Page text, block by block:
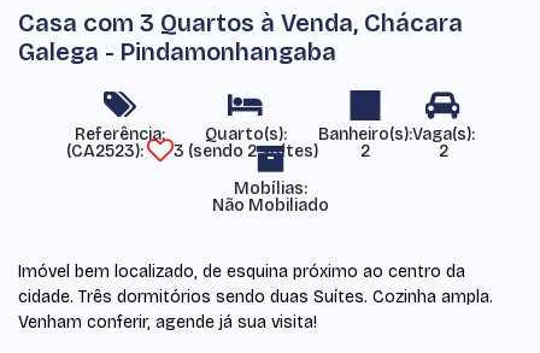
Casa com 3 Quartos à Venda, Chácara
Galega - Pindamonhangaba
Referência:
(CA2523)
3 (sendo 2 suítes) 2
2
Mobílias:
Não Mobiliado
Imóvel bem localizado, de esquina próximo ao centro da
cidade. Três dormitórios sendo duas Suítes. Cozinha ampla.
Venham conferir, agende já sua visita!